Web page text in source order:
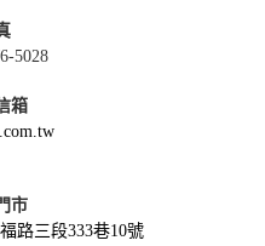
5028
箱
市
路三段333巷10號